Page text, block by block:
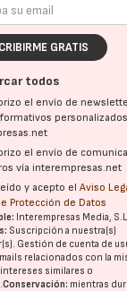
GRATIS
todos
el envío de
el envío de
vía interempresas.net
y acepto elAviso
Protección de Datos
Interempresas Media,
Suscripción a nuestra(s)
Gestión de cuenta de
relacionados con la
similares o
Conservación: mientras